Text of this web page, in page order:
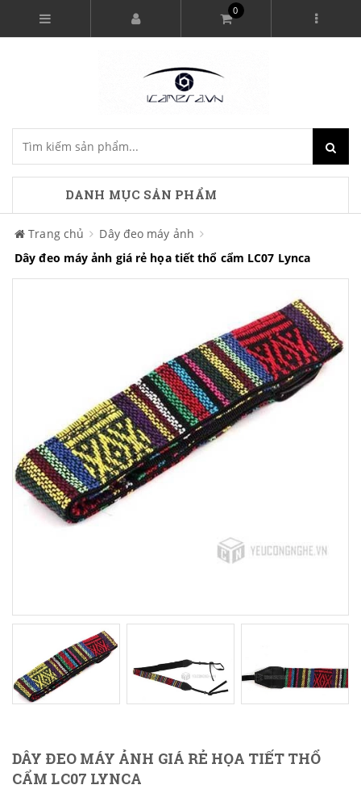
0
DANH MỤC SẢN PHẨM
Trang chủ
Dây đeo máy ảnh
Dây đeo máy ảnh giá rẻ họa tiết thổ cẩm LC07 Lynca
DÂY ĐEO MÁY ẢNH GIÁ RẺ HỌA TIẾT THỔ
CẨM LC07 LYNCA